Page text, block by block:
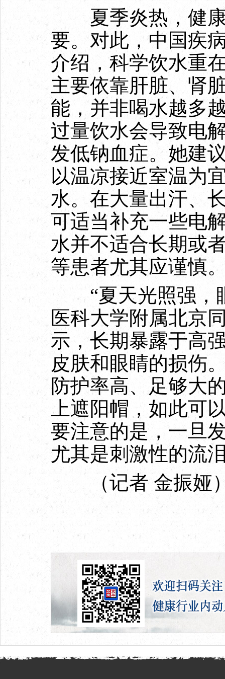
夏季炎热，健康
要。对此，中国疾
介绍，科学饮水重
主要依靠肝脏、肾
能，并非喝水越多
过量饮水会导致电
发低钠血症。她建
以温凉接近室温为
水。在大量出汗、
可适当补充一些电
水并不适合长期或
等患者尤其应谨慎
“夏天光照强，眼
医科大学附属北京
示，长期暴露于高
皮肤和眼睛的损伤
防护率高、足够大
上遮阳帽，如此可
要注意的是，一旦
尤其是刺激性的流
（记者 金振娅